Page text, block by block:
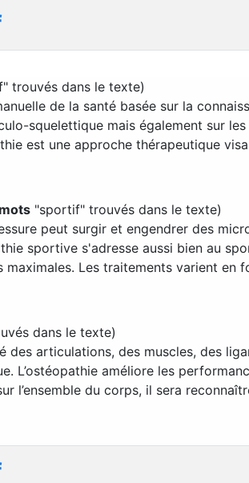
trouvés dans le texte)
de la santé basée sur la
squelettique mais également sur
est une approche thérapeutique
"sportif" trouvés dans le texte)
peut surgir et engendrer des
sportive s'adresse aussi bien au
Les traitements varient en
dans le texte)
articulations, des muscles, des
améliore les
du corps, il sera